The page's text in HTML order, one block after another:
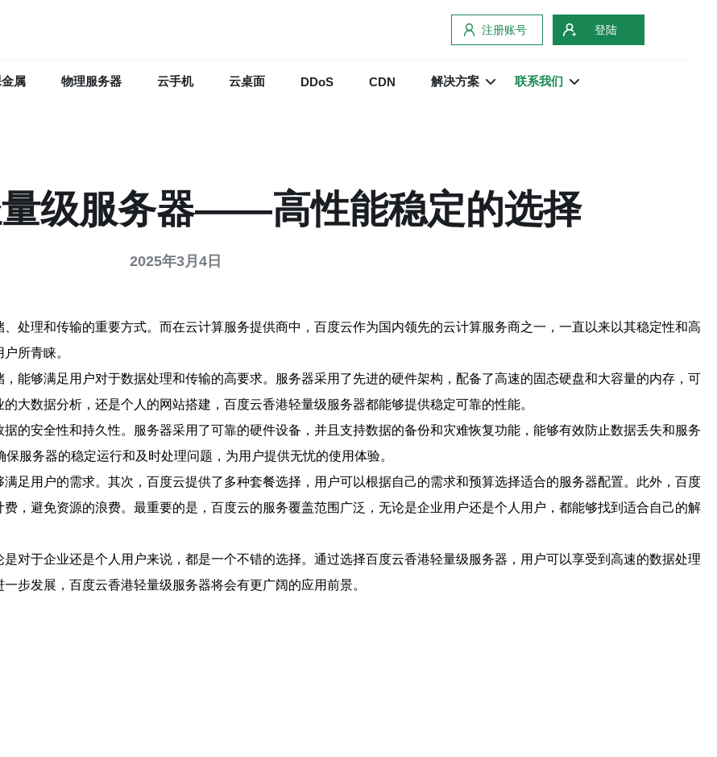
注册账号 登陆
属 物理服务器 云手机 云桌面 DDoS CDN 解决方案 联系我们
级服务器——高性能稳定的选择
2025年3月4日
处理和传输的重要方式。而在云计算服务提供商中，百度云作为国内领先的云计算服务商之一，一直以来以其稳定性和高
所青睐。
能够满足用户对于数据处理和传输的高要求。服务器采用了先进的硬件架构，配备了高速的固态硬盘和大容量的内存，可
大数据分析，还是个人的网站搭建，百度云香港轻量级服务器都能够提供稳定可靠的性能。
的安全性和持久性。服务器采用了可靠的硬件设备，并且支持数据的备份和灾难恢复功能，能够有效防止数据丢失和服务
服务器的稳定运行和及时处理问题，为用户提供无忧的使用体验。
足用户的需求。其次，百度云提供了多种套餐选择，用户可以根据自己的需求和预算选择适合的服务器配置。此外，百度
，避免资源的浪费。最重要的是，百度云的服务覆盖范围广泛，无论是企业用户还是个人用户，都能够找到适合自己的解
对于企业还是个人用户来说，都是一个不错的选择。通过选择百度云香港轻量级服务器，用户可以享受到高速的数据处理
步发展，百度云香港轻量级服务器将会有更广阔的应用前景。